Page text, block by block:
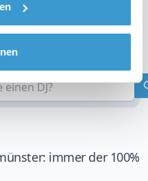
immer der 100%